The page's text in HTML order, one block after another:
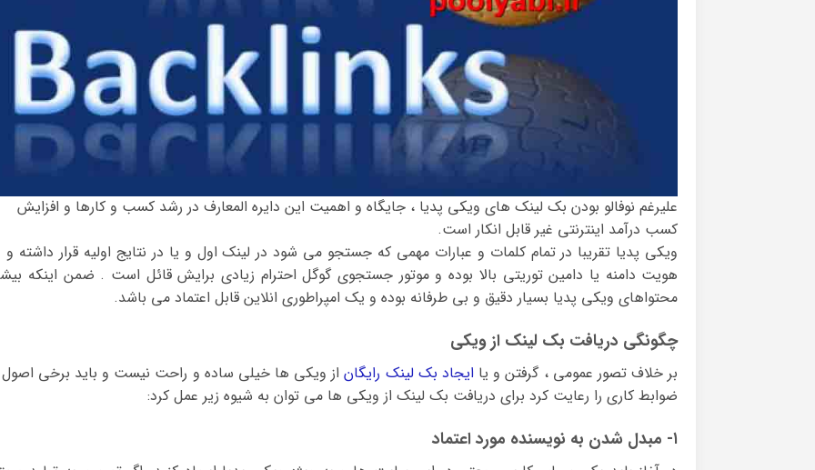
علیرغم نوفالو بودن بک لینک های ویکی پدیا ، جایگاه و اهمیت این دایره المعارف در رشد کسب و کارها و افزایش
کسب درآمد اینترنتی غیر قابل انکار است.
ویکی پدیا تقریبا در تمام کلمات و عبارات مهمی که جستجو می شود در لینک اول و یا در نتایج اولیه قرار داشته و
هویت دامنه یا دامین توریتی بالا بوده و موتور جستجوی گوگل احترام زیادی برایش قائل است . ضمن اینکه
محتواهای ویکی پدیا بسیار دقیق و بی طرفانه بوده و یک امپراطوری انلاین قابل اعتماد می باشد.
چگونگی دریافت بک لینک از ویکی
بر خلاف تصور عمومی ، گرفتن و یا ایجاد بک لینک رایگاناز ویکی ها خیلی ساده و راحت نیست و باید برخی
ضوابط کاری را رعایت کرد برای دریافت بک لینک از ویکی ها می توان به شیوه زیر عمل کرد:
۱- مبدل شدن به نویسنده مورد اعتماد